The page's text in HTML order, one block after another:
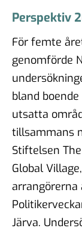
Perspektiv
För femte
genomförde
bland boende
utsatta
tillsammans
Stiftelsen The
Global Village,
arrangörerna
Järva.